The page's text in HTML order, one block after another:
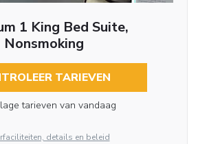
1 King Bed Suite,
Nonsmoking
TARIEVEN
tarieven van vandaag
details en beleid